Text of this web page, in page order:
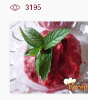
3195